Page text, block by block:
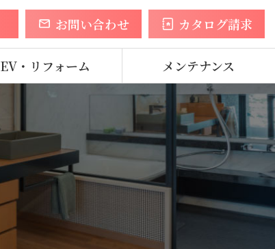
お問い合わせ カタログ請求
EV・リフォーム メンテナンス